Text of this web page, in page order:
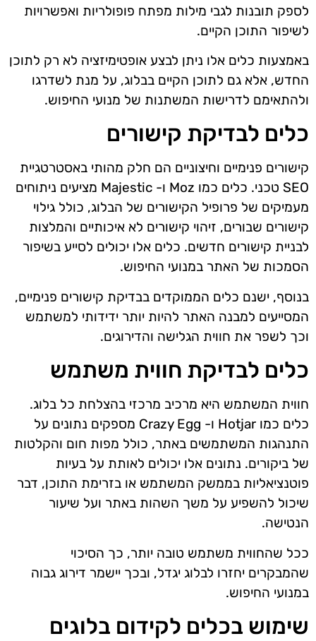
לספק תובנות לגבי מילות מפתח פופולריות ואפשרויות
לשיפור התוכן הקיים.
באמצעות כלים אלו ניתן לבצע אופטימיזציה לא רק לתוכן
החדש, אלא גם לתוכן הקיים בבלוג, על מנת לשדרגו
ולהתאימם לדרישות המשתנות של מנועי החיפוש.
כלים לבדיקת קישורים
קישורים פנימיים וחיצוניים הם חלק מהותי באסטרטגיית
SEO טכני. כלים כמו Moz ו- Majestic מציעים ניתוחים
מעמיקים של פרופיל הקישורים של הבלוג, כולל גילוי
קישורים שבורים, זיהוי קישורים לא איכותיים והמלצות
לבניית קישורים חדשים. כלים אלו יכולים לסייע בשיפור
הסמכות של האתר במנועי החיפוש.
בנוסף, ישנם כלים הממוקדים בבדיקת קישורים פנימיים,
המסייעים למבנה האתר להיות יותר ידידותי למשתמש
וכך לשפר את חווית הגלישה והדירוגים.
כלים לבדיקת חווית משתמש
חווית המשתמש היא מרכיב מרכזי בהצלחת כל בלוג.
כלים כמו Hotjar ו- Crazy Egg מספקים נתונים על
התנהגות המשתמשים באתר, כולל מפות חום והקלטות
של ביקורים. נתונים אלו יכולים לאותת על בעיות
פוטנציאליות בממשק המשתמש או בזרימת התוכן, דבר
שיכול להשפיע על משך השהות באתר ועל שיעור
הנטישה.
ככל שהחווית משתמש טובה יותר, כך הסיכוי
שהמבקרים יחזרו לבלוג יגדל, ובכך יישמר דירוג גבוה
במנועי החיפוש.
שימוש בכלים לקידום בלוגים